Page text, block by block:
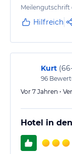
Meilengutschrift
Hilfreich
Kurt (
96
Vor 7 Jahren •
Hotel in